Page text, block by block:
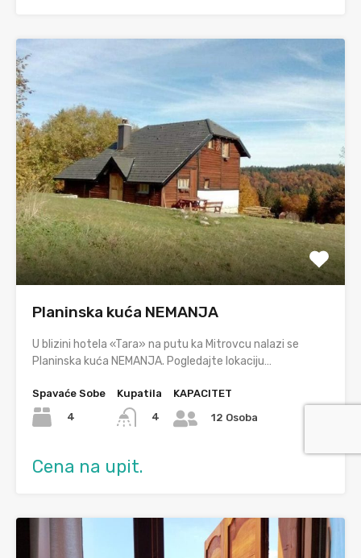
Planinska kuća NEMANJA
U blizini hotela «Tara» na putu ka Mitrovcu nalazi se
Planinska kuća NEMANJA. Pogledajte lokaciju…
Spavaće Sobe
4
Kupatila
4
KAPACITET
12 Osoba
Cena na upit.